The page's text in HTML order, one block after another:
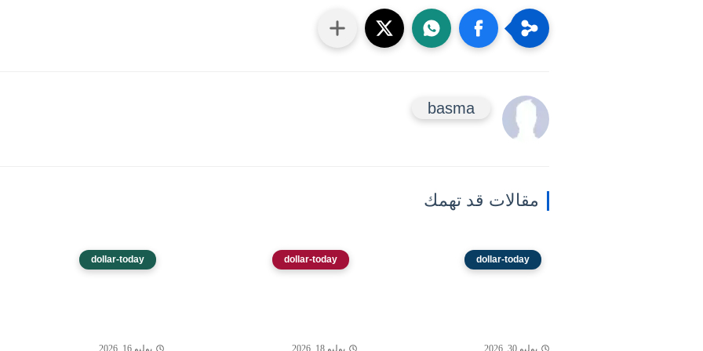
basma
مقالات قد تهمك
dollar-today
يوليو 30, 2026
dollar-today
يوليو 18, 2026
dollar-today
يوليو 16, 2026